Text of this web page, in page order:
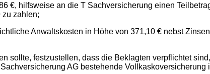
€, hilfsweise an die T Sachversicherung einen
zu zahlen;
Anwaltskosten in Höhe von 371,10 € nebst
sollte, festzustellen, dass die Beklagten verpflichtet
AG bestehende Vollkaskoversicherung